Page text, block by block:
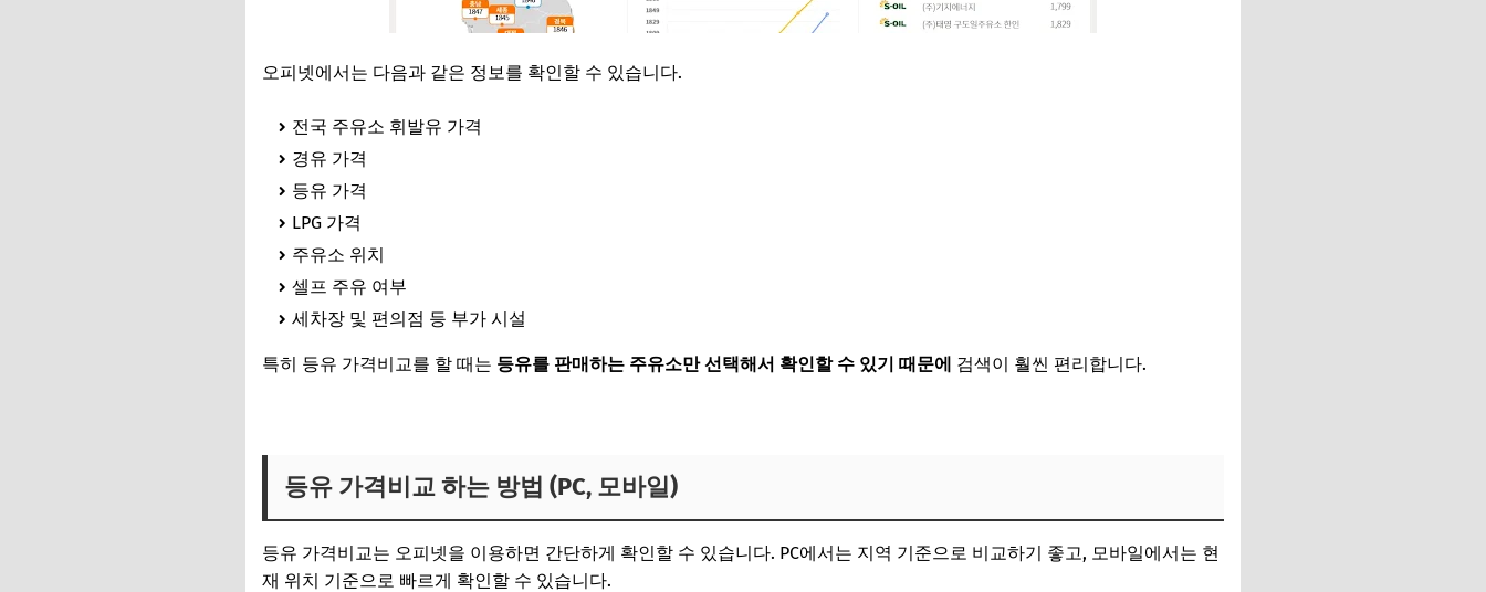
오피넷에서는 다음과 같은 정보를 확인할 수 있습니다.
전국 주유소 휘발유 가격
경유 가격
등유 가격
LPG 가격
주유소 위치
셀프 주유 여부
세차장 및 편의점 등 부가 시설
특히 등유 가격비교를 할 때는 등유를 판매하는 주유소만 선택해서 확인할 수 있기 때문에 검색이 훨씬 편리합니다.
등유 가격비교 하는 방법 (PC, 모바일)
등유 가격비교는 오피넷을 이용하면 간단하게 확인할 수 있습니다. PC에서는 지역 기준으로 비교하기 좋고, 모바일에서는 현
재 위치 기준으로 빠르게 확인할 수 있습니다.